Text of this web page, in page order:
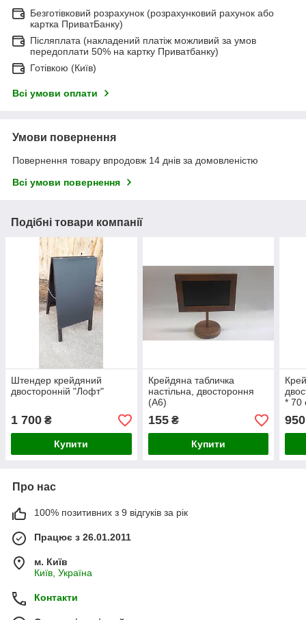
Безготівковий розрахунок (розрахунковий рахунок або
картка ПриватБанку)
Післяплата (накладений платіж можливий за умов
передоплати 50% на картку Приватбанку)
Готівкою (Київ)
Всі умови оплати
Умови повернення
Повернення товару впродовж 14 днів за домовленістю
Всі умови повернення
Подібні товари компанії
Штендер крейдяний
двосторонній "Лофт"
1 700 ₴
Купити
Крейдяна табличка
настільна, двостороння
(А6)
155₴
Купити
* 70
950
Про нас
100% позитивних з 9 відгуків за рік
Працює з 26.01.2011
м. Київ
Київ, Україна
Контакти